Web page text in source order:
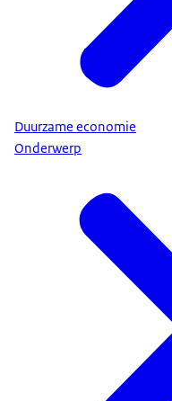
Duurzame economie
Onderwerp